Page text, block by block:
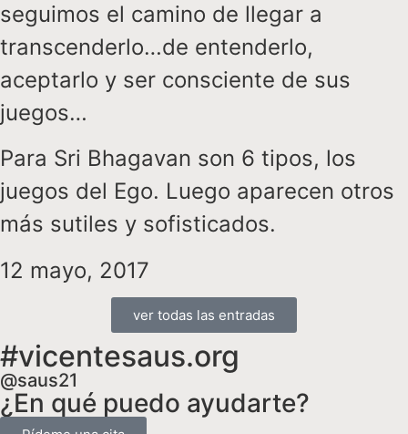
seguimos el camino de llegar a
transcenderlo…de entenderlo,
aceptarlo y ser consciente de sus
juegos…
Para Sri Bhagavan son 6 tipos, los
juegos del Ego. Luego aparecen otros
más sutiles y sofisticados.
12 mayo, 2017
ver todas las entradas
#vicentesaus.org
@saus21
¿En qué puedo ayudarte?